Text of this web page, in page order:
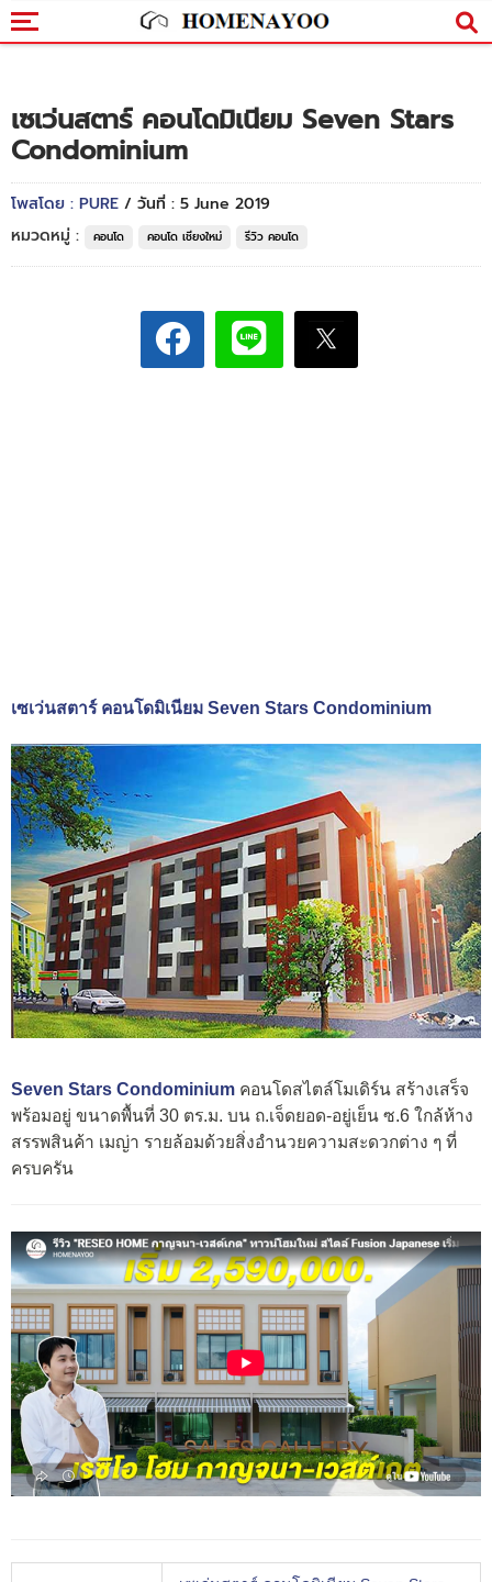
เซเว่นสตาร์ คอนโดมิเนียม Seven Stars
Condominium
โพสโดย : PURE / วันที่ : 5 June 2019
หมวดหมู่ :
คอนโด คอนโด เชียงใหม่ รีวิว คอนโด
เซเว่นสตาร์ คอนโดมิเนียม Seven Stars Condominium
Seven Stars Condominium คอนโดสไตล์โมเดิร์น สร้างเสร็จ
พร้อมอยู่ ขนาดพื้นที่ 30 ตร.ม. บน ถ.เจ็ดยอด-อยู่เย็น ซ.6 ใกล้ห้าง
สรรพสินค้า เมญ่า รายล้อมด้วยสิ่งอำนวยความสะดวกต่าง ๆ ที่
ครบครัน